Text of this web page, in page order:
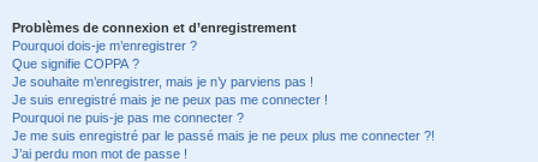
Problèmes de connexion et d’enregistrement
Pourquoi dois-je m’enregistrer ?
Que signifie COPPA ?
Je souhaite m’enregistrer, mais je n’y parviens pas !
Je suis enregistré mais je ne peux pas me connecter !
Pourquoi ne puis-je pas me connecter ?
Je me suis enregistré par le passé mais je ne peux plus me connecter ?!
J’ai perdu mon mot de passe !